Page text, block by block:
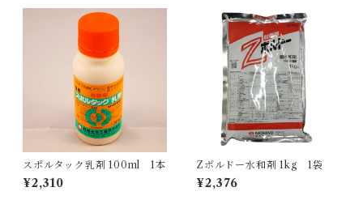
スポルタック乳剤 100ml 1本
¥2,310
Zボルドー水和剤 1kg 1袋
¥2,376